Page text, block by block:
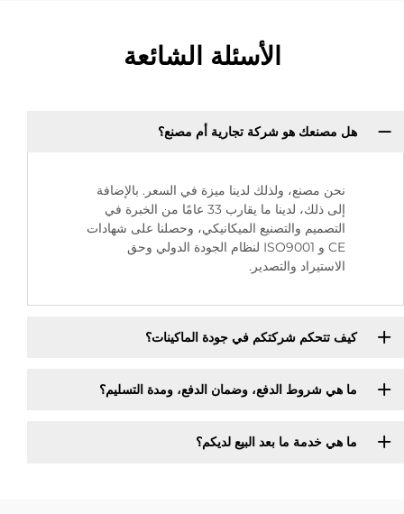
الأسئلة الشائعة
هل مصنعك هو شركة تجارية أم مصنع؟
نحن مصنع، ولذلك لدينا ميزة في السعر. بالإضافة
إلى ذلك، لدينا ما يقارب 33 عامًا من الخبرة في
التصميم والتصنيع الميكانيكي، وحصلنا على شهادات
CE و ISO9001 لنظام الجودة الدولي وحق
الاستيراد والتصدير.
كيف تتحكم شركتكم في جودة الماكينات؟
ما هي شروط الدفع، وضمان الدفع، ومدة التسليم؟
ما هي خدمة ما بعد البيع لديكم؟